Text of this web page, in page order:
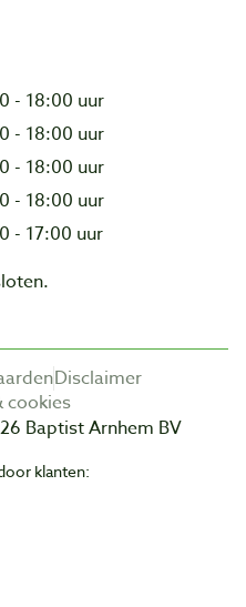
- 18:00 uur
- 18:00 uur
- 18:00 uur
- 18:00 uur
- 17:00 uur
Disclaimer
cookies
Baptist Arnhem BV
klanten: